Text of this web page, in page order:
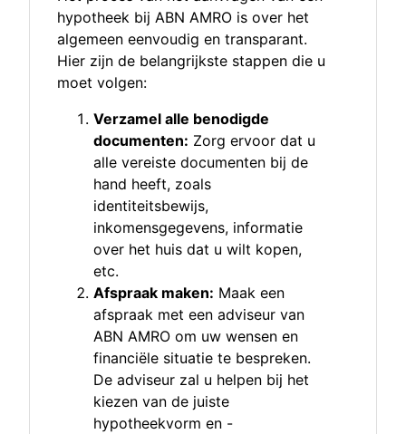
hypotheek bij ABN AMRO is over het
algemeen eenvoudig en transparant.
Hier zijn de belangrijkste stappen die u
moet volgen:
Verzamel alle benodigde
documenten: Zorg ervoor dat u
alle vereiste documenten bij de
hand heeft, zoals
identiteitsbewijs,
inkomensgegevens, informatie
over het huis dat u wilt kopen,
etc.
Afspraak maken: Maak een
afspraak met een adviseur van
ABN AMRO om uw wensen en
financiële situatie te bespreken.
De adviseur zal u helpen bij het
kiezen van de juiste
hypotheekvorm en -